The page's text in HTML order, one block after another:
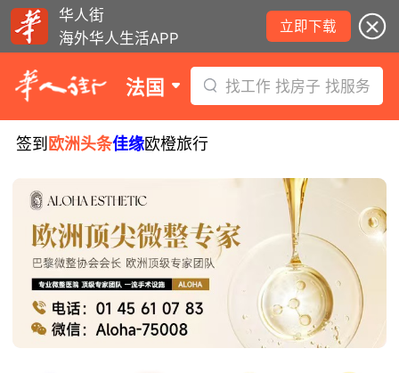
华人街
海外华人生活APP
立即下载
法国 找工作 找房子 找服务
签到 欧洲头条佳缘欧橙旅行